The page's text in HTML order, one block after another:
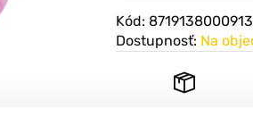
Kód: 8719138000913
Dostupnosť: Na